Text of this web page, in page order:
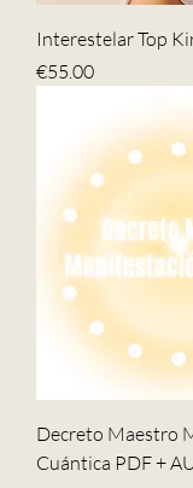
Interestelar Top
Price
€55.00
Decreto Maestro
Cuántica PDF +